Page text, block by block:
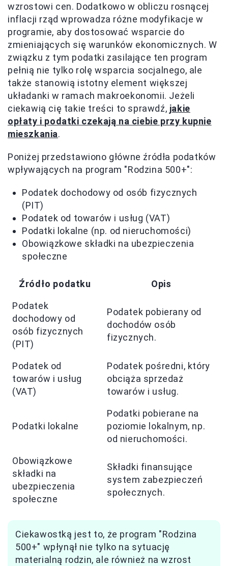
wzrostowi cen. Dodatkowo w obliczu rosnącej
inflacji rząd wprowadza różne modyfikacje w
programie, aby dostosować wsparcie do
zmieniających się warunków ekonomicznych. W
związku z tym podatki zasilające ten program
pełnią nie tylko rolę wsparcia socjalnego, ale
także stanowią istotny element większej
układanki w ramach makroekonomii. Jeżeli
ciekawią cię takie treści to sprawdź, jakie
opłaty i podatki czekają na ciebie przy kupnie
mieszkania.
Poniżej przedstawiono główne źródła podatków
wpływających na program "Rodzina 500+":
Podatek dochodowy od osób fizycznych
(PIT)
Podatek od towarów i usług (VAT)
Podatki lokalne (np. od nieruchomości)
Obowiązkowe składki na ubezpieczenia
społeczne
Źródło podatku Opis
Podatek
dochodowy od
osób fizycznych
(PIT)
Podatek pobierany od
dochodów osób
fizycznych.
Podatek od
towarów i usług
(VAT)
Podatek pośredni, który
obciąża sprzedaż
towarów i usług.
Podatki lokalne
Podatki pobierane na
poziomie lokalnym, np.
od nieruchomości.
Obowiązkowe
składki na
ubezpieczenia
społeczne
Składki finansujące
system zabezpieczeń
społecznych.
Ciekawostką jest to, że program "Rodzina
500+" wpłynął nie tylko na sytuację
materialną rodzin, ale również na wzrost